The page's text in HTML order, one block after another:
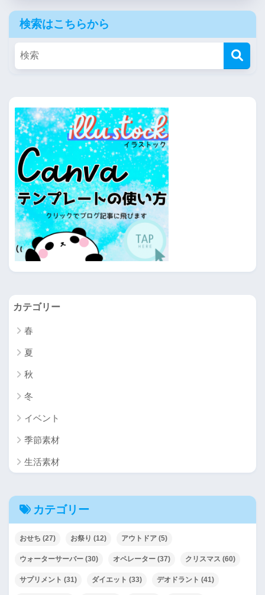
検索はこちらから
カテゴリー
春
夏
秋
冬
イベント
季節素材
生活素材
カテゴリー
おせち (27) お祭り (12) アウトドア (5)
ウォーターサーバー (30) オペレーター (37) クリスマス (60)
サプリメント (31) ダイエット (33) デオドラント (41)